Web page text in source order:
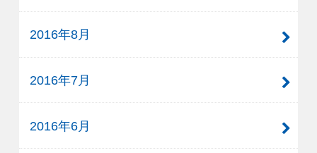
2016年8月
2016年7月
2016年6月